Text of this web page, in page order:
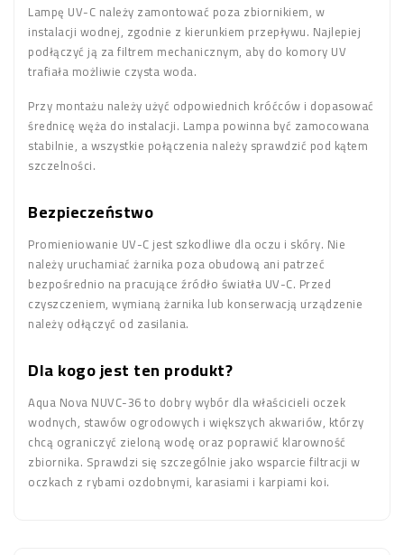
Lampę UV-C należy zamontować poza zbiornikiem, w
instalacji wodnej, zgodnie z kierunkiem przepływu. Najlepiej
podłączyć ją za filtrem mechanicznym, aby do komory UV
trafiała możliwie czysta woda.
Przy montażu należy użyć odpowiednich króćców i dopasować
średnicę węża do instalacji. Lampa powinna być zamocowana
stabilnie, a wszystkie połączenia należy sprawdzić pod kątem
szczelności.
Bezpieczeństwo
Promieniowanie UV-C jest szkodliwe dla oczu i skóry. Nie
należy uruchamiać żarnika poza obudową ani patrzeć
bezpośrednio na pracujące źródło światła UV-C. Przed
czyszczeniem, wymianą żarnika lub konserwacją urządzenie
należy odłączyć od zasilania.
Dla kogo jest ten produkt?
Aqua Nova NUVC-36 to dobry wybór dla właścicieli oczek
wodnych, stawów ogrodowych i większych akwariów, którzy
chcą ograniczyć zieloną wodę oraz poprawić klarowność
zbiornika. Sprawdzi się szczególnie jako wsparcie filtracji w
oczkach z rybami ozdobnymi, karasiami i karpiami koi.